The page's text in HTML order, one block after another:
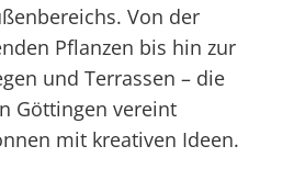
Von der
Pflanzen bis hin zur
und Terrassen – die
Göttingen vereint
mit kreativen Ideen.